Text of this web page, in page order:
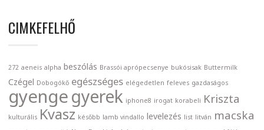
CIMKEFELHŐ
272 aeneis alpha beszólás Brassói aprópecsenye bukósisak Buttermilk
Czégel Dobogókő egészséges elégedetlen feleves gazdaságos
gyengegyerek iphone8 irogat korabeli Kriszta
kulturális Kvasz később lamb vindallo levelezés list litván macska